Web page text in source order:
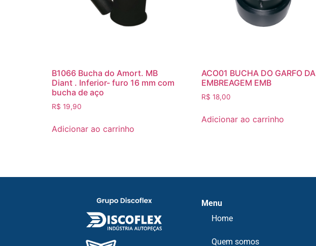
B1066 Bucha do Amort. MB
Diant . Inferior- furo 16 mm com
bucha de aço
R$ 19,90
Adicionar ao carrinho
ACO01 BUCHA DO GARFO DA
EMBREAGEM EMB
R$ 18,00
Adicionar ao carrinho
Menu
Home
Quem somos